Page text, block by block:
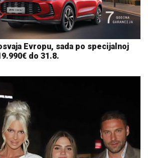
Evropu, sada po specijalnoj
do 31.8.